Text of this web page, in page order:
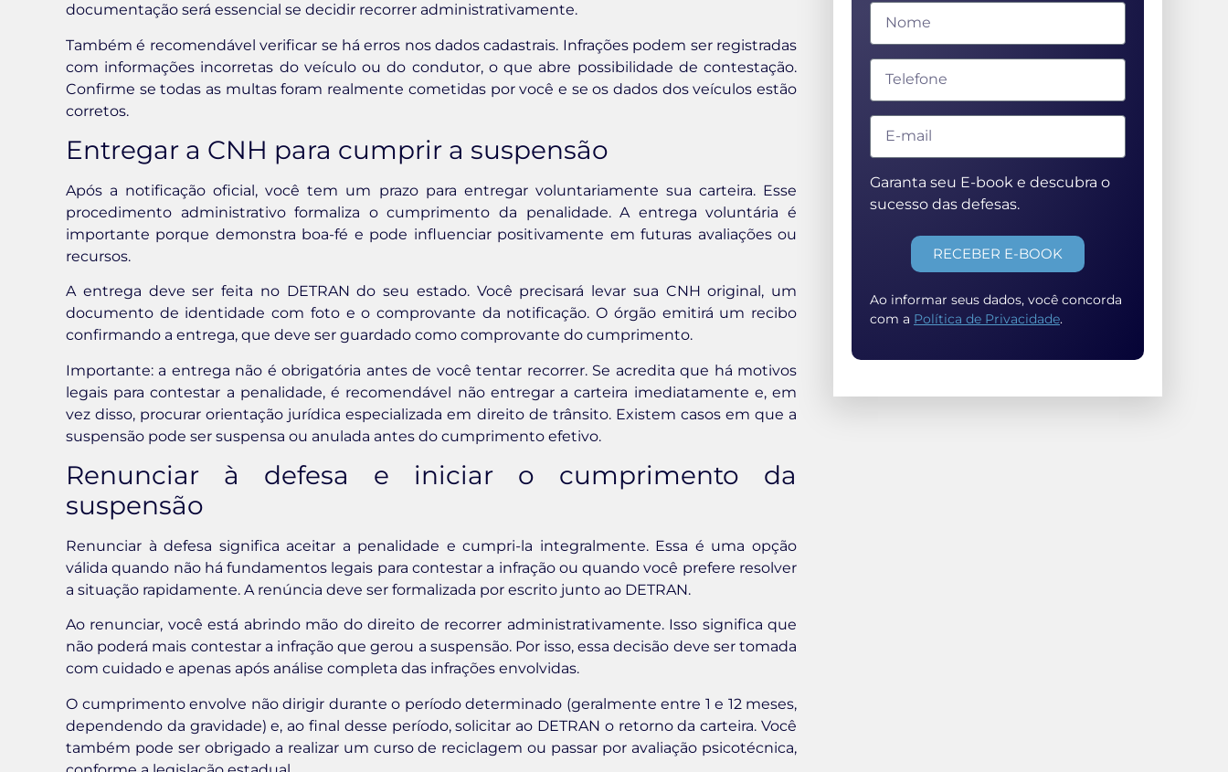
documentação será essencial se decidir recorrer administrativamente.
Também é recomendável verificar se há erros nos dados cadastrais. Infrações podem ser registradas
com informações incorretas do veículo ou do condutor, o que abre possibilidade de contestação.
Confirme se todas as multas foram realmente cometidas por você e se os dados dos veículos estão
corretos.
Entregar a CNH para cumprir a suspensão
Após a notificação oficial, você tem um prazo para entregar voluntariamente sua carteira. Esse
procedimento administrativo formaliza o cumprimento da penalidade. A entrega voluntária é
importante porque demonstra boa-fé e pode influenciar positivamente em futuras avaliações ou
recursos.
A entrega deve ser feita no DETRAN do seu estado. Você precisará levar sua CNH original, um
documento de identidade com foto e o comprovante da notificação. O órgão emitirá um recibo
confirmando a entrega, que deve ser guardado como comprovante do cumprimento.
Importante: a entrega não é obrigatória antes de você tentar recorrer. Se acredita que há motivos
legais para contestar a penalidade, é recomendável não entregar a carteira imediatamente e, em
vez disso, procurar orientação jurídica especializada em direito de trânsito. Existem casos em que a
suspensão pode ser suspensa ou anulada antes do cumprimento efetivo.
Renunciar à defesa e iniciar o cumprimento da
suspensão
Renunciar à defesa significa aceitar a penalidade e cumpri-la integralmente. Essa é uma opção
válida quando não há fundamentos legais para contestar a infração ou quando você prefere resolver
a situação rapidamente. A renúncia deve ser formalizada por escrito junto ao DETRAN.
Ao renunciar, você está abrindo mão do direito de recorrer administrativamente. Isso significa que
não poderá mais contestar a infração que gerou a suspensão. Por isso, essa decisão deve ser tomada
com cuidado e apenas após análise completa das infrações envolvidas.
O cumprimento envolve não dirigir durante o período determinado (geralmente entre 1 e 12 meses,
dependendo da gravidade) e, ao final desse período, solicitar ao DETRAN o retorno da carteira. Você
também pode ser obrigado a realizar um curso de reciclagem ou passar por avaliação psicotécnica,
Garanta seu E-book e descubra o
sucesso das defesas.
RECEBER E-BOOK
Ao informar seus dados, você concorda
com a Política de Privacidade.